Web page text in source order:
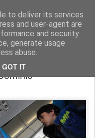
to deliver its services
and user-agent are
and security
generate usage
abuse.
GOT IT